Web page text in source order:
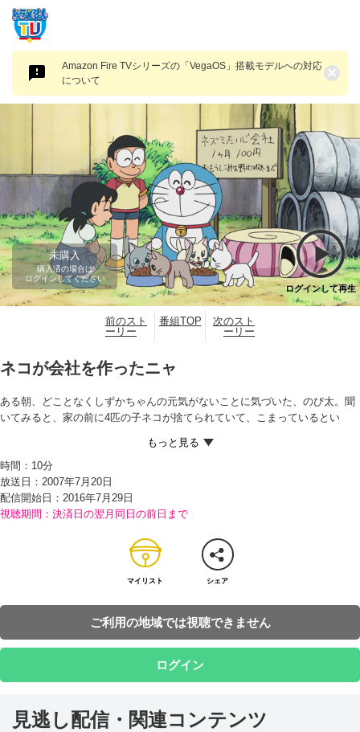
Amazon Fire TVシリーズの「VegaOS」搭載モデルへの対応
について
×
未購入
購入済の場合は
ログインしてください
ログインして再生
前のスト
ーリー
番組TOP
次のスト
ーリー
ネコが会社を作ったニャ
ある朝、どことなくしずかちゃんの元気がないことに気づいた、のび太。聞
いてみると、家の前に4匹の子ネコが捨てられていて、こまっているとい
ことに。だが、飼ってくれる人は見つからず、とほうにくれてしまう。 そん
な中、ドラえもんが、あるアイデアを思いつく。それはなんと、ネコたちが
自分ではたらいてくらす方法だというのだが…!?
時間： 10分
放送日：2007年7月20日
配信開始日： 2016年7月29日
視聴期間：決済日の翌月同日の前日まで
マイリスト シェア
ご利用の地域では視聴できません
ログイン
見逃し配信・関連コンテンツ